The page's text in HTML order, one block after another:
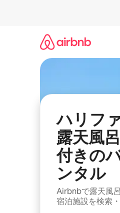
ハリフ
露天風
付きの
ンタル
Airbnbで露天風
宿泊施設を検索